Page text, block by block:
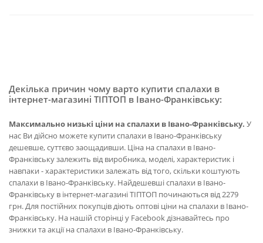
Декілька причин чому варто купити спалахи в
інтернет-магазині ТІПТОП в Івано-Франківську:
Максимально низькі ціни на спалахи в Івано-Франківську. У
нас Ви дійсно можете купити спалахи в Івано-Франківську
дешевше, суттєво заощадивши. Ціна на спалахи в Івано-
Франківську залежить від виробника, моделі, характеристик і
навпаки - характеристики залежать від того, скільки коштують
спалахи в Івано-Франківську. Найдешевші спалахи в Івано-
Франківську в інтернет-магазині ТІПТОП починаються від 2279
грн. Для постійних покупців діють оптові ціни на спалахи в Івано-
Франківську. На нашій сторінці у Facebook дізнавайтесь про
знижки та акції на спалахи в Івано-Франківську.